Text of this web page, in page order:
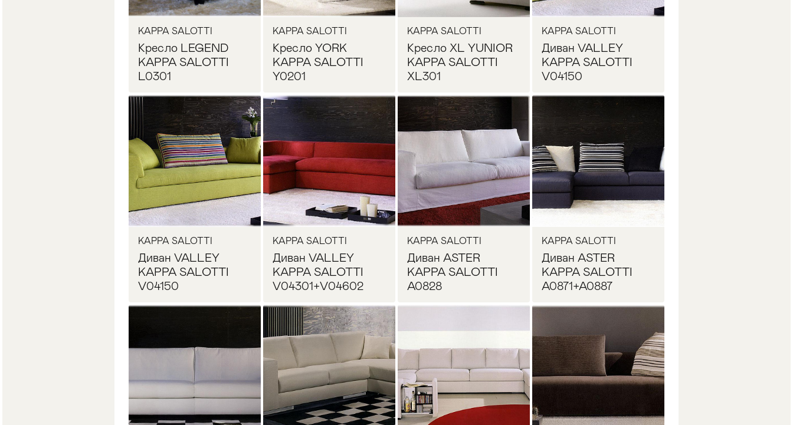
Запросить цену
KAPPA SALOTTI
Кресло LEGEND
KAPPA SALOTTI
L0301
Запросить цену
KAPPA SALOTTI
Кресло YORK
KAPPA SALOTTI
Y0201
Запросить цену
KAPPA SALOTTI
Кресло XL YUNIOR
KAPPA SALOTTI
XL301
Запросить цену
KAPPA SALOTTI
Диван VALLEY
KAPPA SALOTTI
V04150
KAPPA SALOTTI
Диван VALLEY
KAPPA SALOTTI
V04150
Запросить цену
KAPPA SALOTTI
Диван VALLEY
KAPPA SALOTTI
V04301+V04602
KAPPA SALOTTI
Диван ASTER
KAPPA SALOTTI
A0828
Запросить цену
KAPPA SALOTTI
Диван ASTER
KAPPA SALOTTI
A0871+A0887